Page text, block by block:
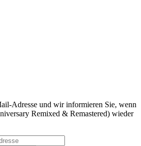
Adresse und wir informieren Sie, wenn
Remixed & Remastered) wieder